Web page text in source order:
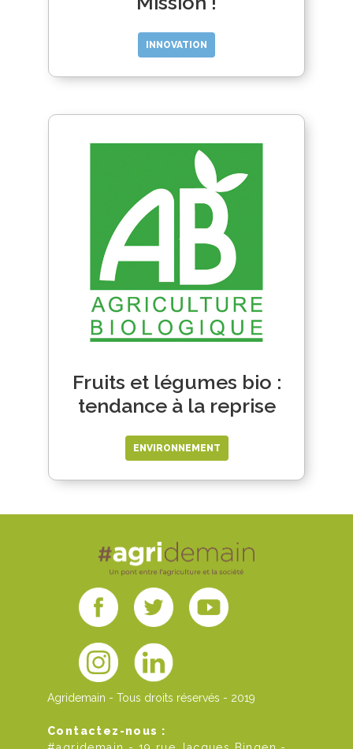
INNOVATION
Fruits et légumes bio :
tendance à la reprise
ENVIRONNEMENT
Agridemain - Tous droits réservés - 2019
Contactez-nous :